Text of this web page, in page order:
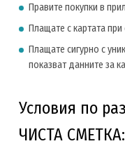
Правите покупки в
Плащате с картата
Плащате сигурно с
показват данните за
Условия по
ЧИСТА СМЕТКА: